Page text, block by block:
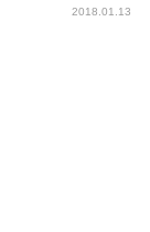
2018.01.13